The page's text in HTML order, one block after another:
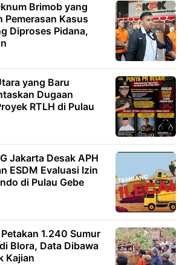
Brimob yang
Pemerasan Kasus
Diproses Pidana,
yang Baru
Dugaan
RTLH di Pulau
Jakarta Desak APH
ESDM Evaluasi Izin
di Pulau Gebe
1.240 Sumur
Blora, Data Dibawa
Kajian